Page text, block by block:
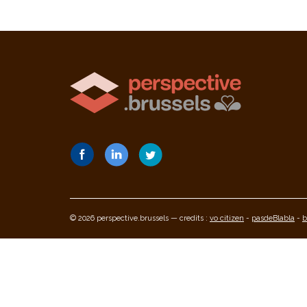
© 2026 perspective.brussels — credits : vo citizen - pasdeBlabla -